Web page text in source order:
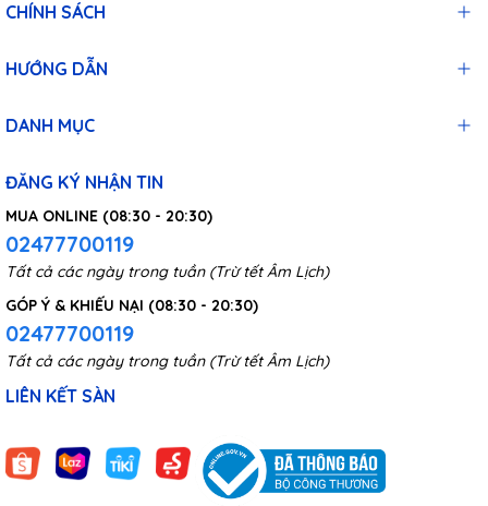
CHÍNH SÁCH
HƯỚNG DẪN
DANH MỤC
ĐĂNG KÝ NHẬN TIN
MUA ONLINE (08:30 - 20:30)
02477700119
Tất cả các ngày trong tuần (Trừ tết Âm Lịch)
GÓP Ý & KHIẾU NẠI (08:30 - 20:30)
02477700119
Tất cả các ngày trong tuần (Trừ tết Âm Lịch)
LIÊN KẾT SÀN